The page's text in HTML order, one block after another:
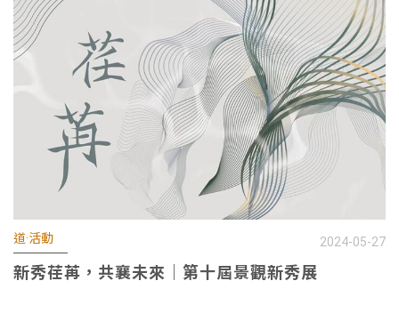
道·活動 2024-05-27
新秀荏苒，共襄未來｜第十屆景觀新秀展